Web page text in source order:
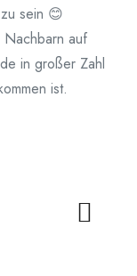
sein 😊
auf
in großer Zahl
ist.